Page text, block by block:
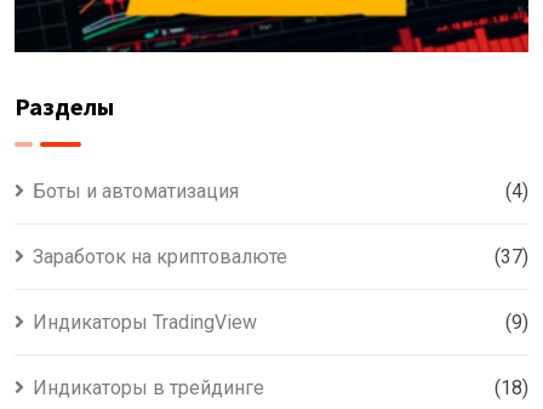
Разделы
Боты и автоматизация (4)
Заработок на криптовалюте (37)
Индикаторы TradingView (9)
Индикаторы в трейдинге (18)